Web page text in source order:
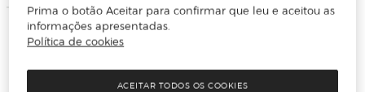
Prima o botão Aceitar para confirmar que leu e aceitou as
informações apresentadas.
Política de cookies
ACEITAR TODOS OS COOKIES